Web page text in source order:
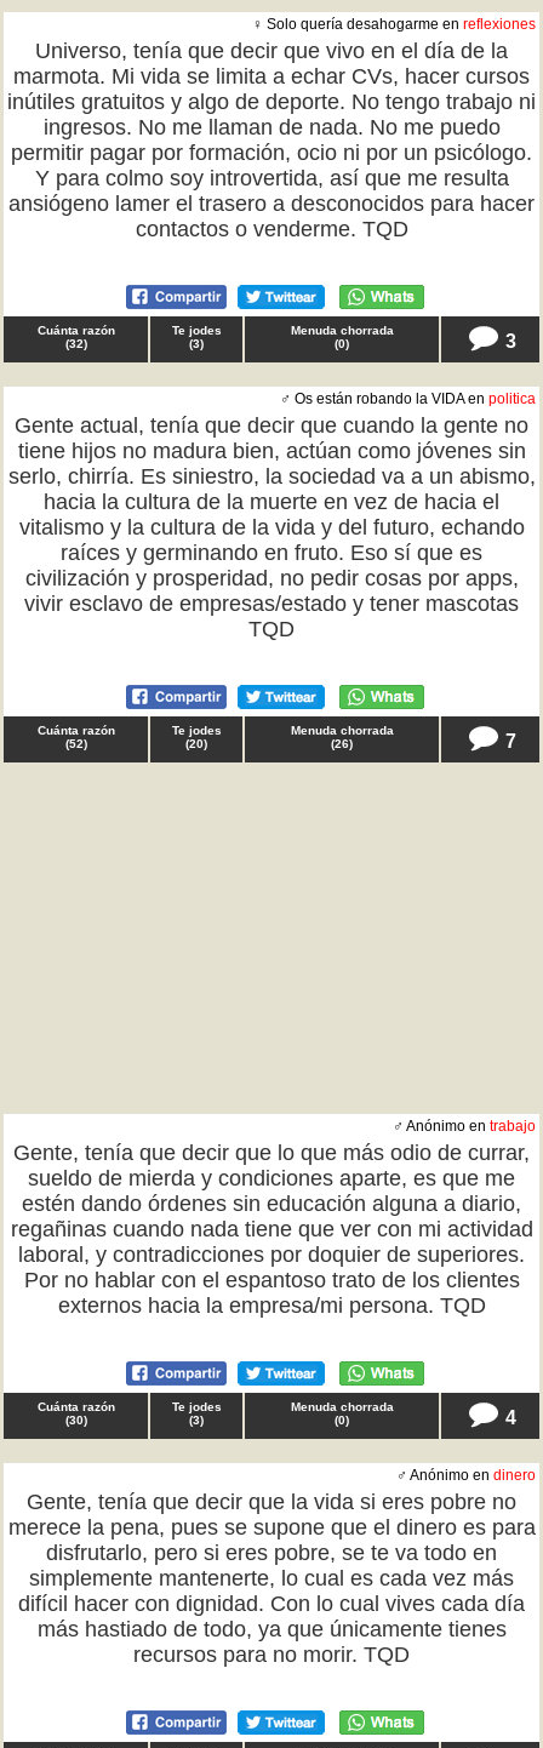
♀ Solo quería desahogarme en reflexiones
Universo, tenía que decir que vivo en el día de la
marmota. Mi vida se limita a echar CVs, hacer cursos
inútiles gratuitos y algo de deporte. No tengo trabajo ni
ingresos. No me llaman de nada. No me puedo
permitir pagar por formación, ocio ni por un psicólogo.
Y para colmo soy introvertida, así que me resulta
ansiógeno lamer el trasero a desconocidos para hacer
contactos o venderme. TQD
Cuánta razón
(32)
Te jodes
(3)
Menuda chorrada
(0) 3
♂ Os están robando la VIDA en politica
Gente actual, tenía que decir que cuando la gente no
tiene hijos no madura bien, actúan como jóvenes sin
serlo, chirría. Es siniestro, la sociedad va a un abismo,
hacia la cultura de la muerte en vez de hacia el
vitalismo y la cultura de la vida y del futuro, echando
raíces y germinando en fruto. Eso sí que es
civilización y prosperidad, no pedir cosas por apps,
vivir esclavo de empresas/estado y tener mascotas
TQD
Cuánta razón
(52)
Te jodes
(20)
Menuda chorrada
(26) 7
♂ Anónimo en trabajo
Gente, tenía que decir que lo que más odio de currar,
sueldo de mierda y condiciones aparte, es que me
estén dando órdenes sin educación alguna a diario,
regañinas cuando nada tiene que ver con mi actividad
laboral, y contradicciones por doquier de superiores.
Por no hablar con el espantoso trato de los clientes
externos hacia la empresa/mi persona. TQD
Cuánta razón
(30)
Te jodes
(3)
Menuda chorrada
(0) 4
♂ Anónimo en dinero
Gente, tenía que decir que la vida si eres pobre no
merece la pena, pues se supone que el dinero es para
disfrutarlo, pero si eres pobre, se te va todo en
simplemente mantenerte, lo cual es cada vez más
difícil hacer con dignidad. Con lo cual vives cada día
más hastiado de todo, ya que únicamente tienes
recursos para no morir. TQD